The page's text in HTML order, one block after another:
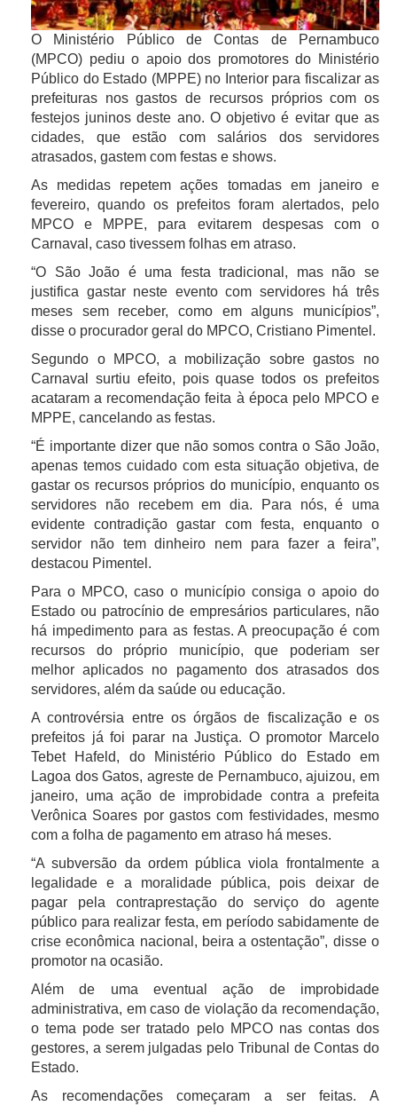
O Ministério Público de Contas de Pernambuco
(MPCO) pediu o apoio dos promotores do Ministério
Público do Estado (MPPE) no Interior para fiscalizar as
prefeituras nos gastos de recursos próprios com os
festejos juninos deste ano. O objetivo é evitar que as
cidades, que estão com salários dos servidores
atrasados, gastem com festas e shows.
As medidas repetem ações tomadas em janeiro e
fevereiro, quando os prefeitos foram alertados, pelo
MPCO e MPPE, para evitarem despesas com o
Carnaval, caso tivessem folhas em atraso.
“O São João é uma festa tradicional, mas não se
justifica gastar neste evento com servidores há três
meses sem receber, como em alguns municípios”,
disse o procurador geral do MPCO, Cristiano Pimentel.
Segundo o MPCO, a mobilização sobre gastos no
Carnaval surtiu efeito, pois quase todos os prefeitos
acataram a recomendação feita à época pelo MPCO e
MPPE, cancelando as festas.
“É importante dizer que não somos contra o São João,
apenas temos cuidado com esta situação objetiva, de
gastar os recursos próprios do município, enquanto os
servidores não recebem em dia. Para nós, é uma
evidente contradição gastar com festa, enquanto o
servidor não tem dinheiro nem para fazer a feira”,
destacou Pimentel.
Para o MPCO, caso o município consiga o apoio do
Estado ou patrocínio de empresários particulares, não
há impedimento para as festas. A preocupação é com
recursos do próprio município, que poderiam ser
melhor aplicados no pagamento dos atrasados dos
servidores, além da saúde ou educação.
A controvérsia entre os órgãos de fiscalização e os
prefeitos já foi parar na Justiça. O promotor Marcelo
Tebet Hafeld, do Ministério Público do Estado em
Lagoa dos Gatos, agreste de Pernambuco, ajuizou, em
janeiro, uma ação de improbidade contra a prefeita
Verônica Soares por gastos com festividades, mesmo
com a folha de pagamento em atraso há meses.
“A subversão da ordem pública viola frontalmente a
legalidade e a moralidade pública, pois deixar de
pagar pela contraprestação do serviço do agente
público para realizar festa, em período sabidamente de
crise econômica nacional, beira a ostentação”, disse o
promotor na ocasião.
Além de uma eventual ação de improbidade
administrativa, em caso de violação da recomendação,
o tema pode ser tratado pelo MPCO nas contas dos
gestores, a serem julgadas pelo Tribunal de Contas do
Estado.
As recomendações começaram a ser feitas. A